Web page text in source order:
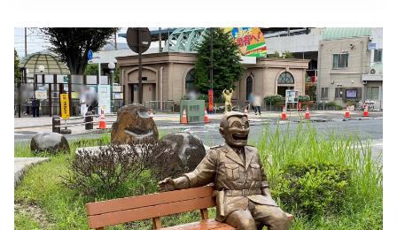
コンテンツ
利用規約
プライバシーポリシー